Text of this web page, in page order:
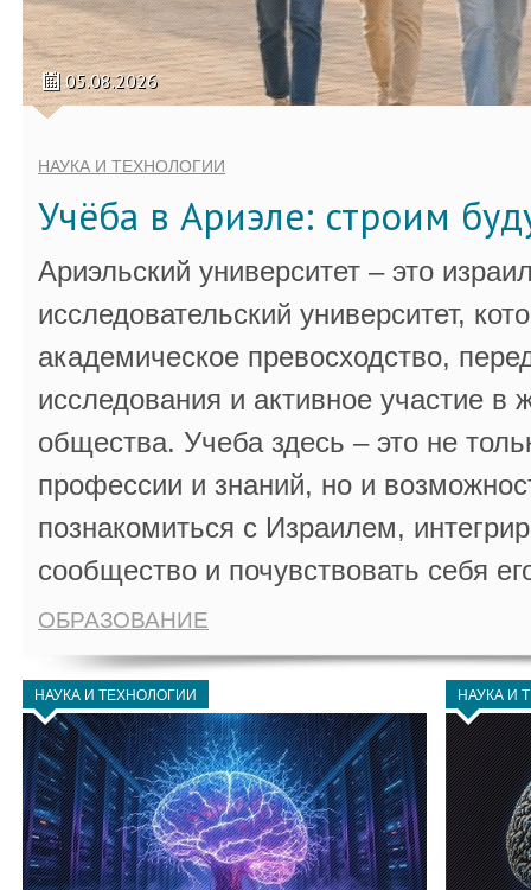
05.08.2026
НАУКА И ТЕХНОЛОГИИ
Учёба в Ариэле: строим
Ариэльский университет – это
исследовательский университет,
академическое превосходство,
исследования и активное участие в
общества. Учеба здесь – это не
профессии и знаний, но и
познакомиться с Израилем,
сообщество и почувствовать себя
ОБРАЗОВАНИЕ
НАУКА И ТЕХНОЛОГИИ НАУКА И